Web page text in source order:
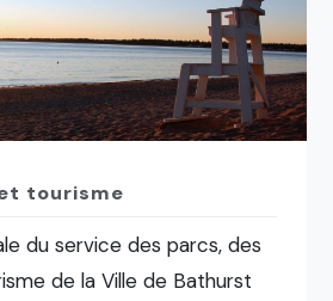
tourisme
du service des parcs, des
de la Ville de Bathurst